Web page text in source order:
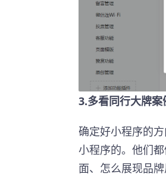
3.多看同行大牌案
确定好小程序的
小程序的。他们
面、怎么展现品